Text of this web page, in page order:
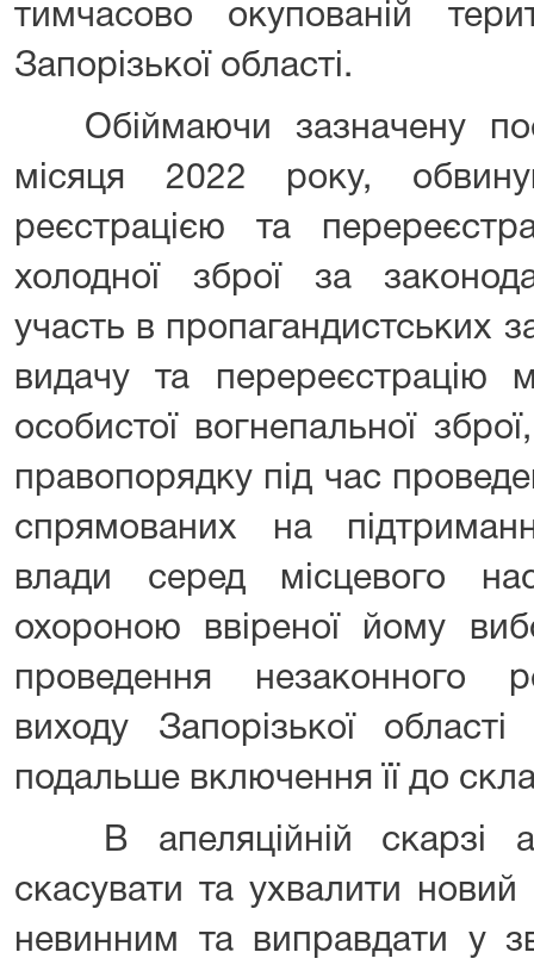
тимчасово окупованій
Запорізької області.
Обіймаючи зазначену
місяця 2022 року,
реєстрацією та
холодної зброї за
участь в пропагандистських
видачу та перереєстрацію
особистої вогнепальної
правопорядку під час
спрямованих на
влади серед місцевого
охороною ввіреної йому
проведення незаконного
виходу Запорізької
подальше включення її до
В апеляційній скарзі
скасувати та ухвалити
невинним та виправдати у